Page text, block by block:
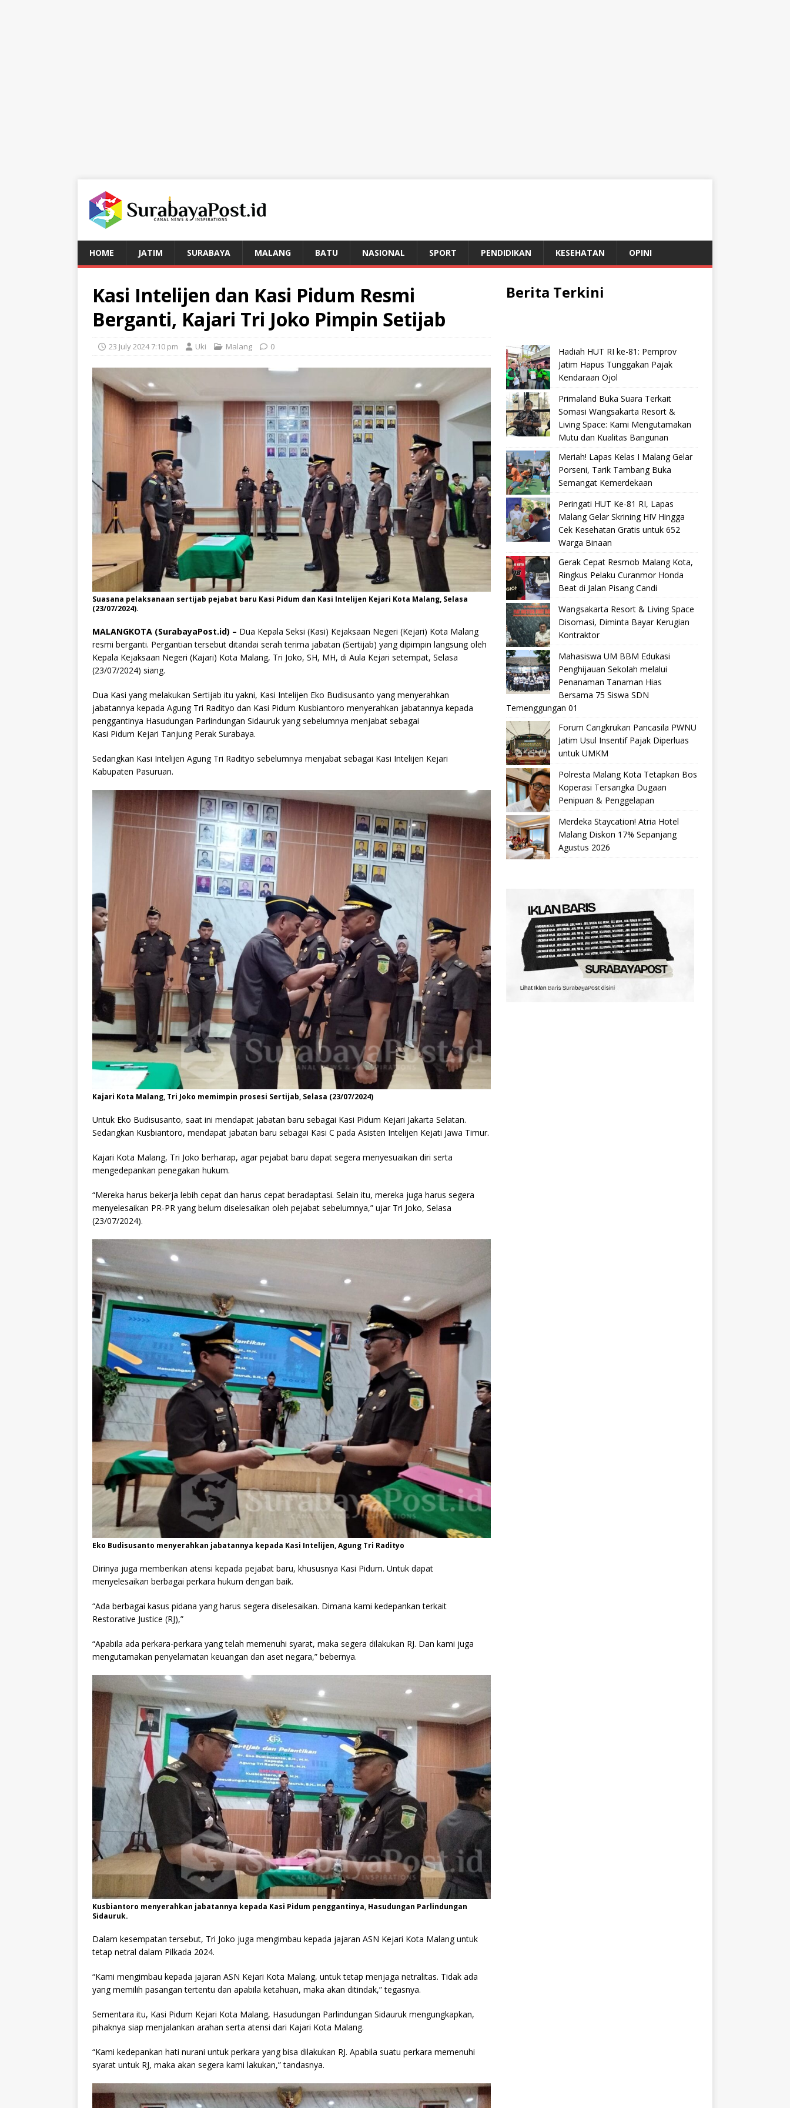
HOME JATIM SURABAYA MALANG BATU NASIONAL SPORT PENDIDIKAN KESEHATAN OPINI
Kasi Intelijen dan Kasi Pidum Resmi
Berganti, Kajari Tri Joko Pimpin Setijab
23 July 2024 7:10 pm Uki Malang 0
Suasana pelaksanaan sertijab pejabat baru Kasi Pidum dan Kasi Intelijen Kejari Kota Malang, Selasa
(23/07/2024).
MALANGKOTA (SurabayaPost.id) – Dua Kepala Seksi (Kasi) Kejaksaan Negeri (Kejari) Kota Malang
resmi berganti. Pergantian tersebut ditandai serah terima jabatan (Sertijab) yang dipimpin langsung oleh
Kepala Kejaksaan Negeri (Kajari) Kota Malang, Tri Joko, SH, MH, di Aula Kejari setempat, Selasa
(23/07/2024) siang.
Dua Kasi yang melakukan Sertijab itu yakni, Kasi Intelijen Eko Budisusanto yang menyerahkan
jabatannya kepada Agung Tri Radityo dan Kasi Pidum Kusbiantoro menyerahkan jabatannya kepada
penggantinya Hasudungan Parlindungan Sidauruk yang sebelumnya menjabat sebagai
Kasi Pidum Kejari Tanjung Perak Surabaya.
Sedangkan Kasi Intelijen Agung Tri Radityo sebelumnya menjabat sebagai Kasi Intelijen Kejari
Kabupaten Pasuruan.
Kajari Kota Malang, Tri Joko memimpin prosesi Sertijab, Selasa (23/07/2024)
Untuk Eko Budisusanto, saat ini mendapat jabatan baru sebagai Kasi Pidum Kejari Jakarta Selatan.
Sedangkan Kusbiantoro, mendapat jabatan baru sebagai Kasi C pada Asisten Intelijen Kejati Jawa Timur.
Kajari Kota Malang, Tri Joko berharap, agar pejabat baru dapat segera menyesuaikan diri serta
mengedepankan penegakan hukum.
“Mereka harus bekerja lebih cepat dan harus cepat beradaptasi. Selain itu, mereka juga harus segera
menyelesaikan PR-PR yang belum diselesaikan oleh pejabat sebelumnya,” ujar Tri Joko, Selasa
(23/07/2024).
Eko Budisusanto menyerahkan jabatannya kepada Kasi Intelijen, Agung Tri Radityo
Dirinya juga memberikan atensi kepada pejabat baru, khususnya Kasi Pidum. Untuk dapat
menyelesaikan berbagai perkara hukum dengan baik.
“Ada berbagai kasus pidana yang harus segera diselesaikan. Dimana kami kedepankan terkait
Restorative Justice (RJ),”
“Apabila ada perkara-perkara yang telah memenuhi syarat, maka segera dilakukan RJ. Dan kami juga
mengutamakan penyelamatan keuangan dan aset negara,” bebernya.
Kusbiantoro menyerahkan jabatannya kepada Kasi Pidum penggantinya, Hasudungan Parlindungan
Sidauruk.
Dalam kesempatan tersebut, Tri Joko juga mengimbau kepada jajaran ASN Kejari Kota Malang untuk
tetap netral dalam Pilkada 2024.
“Kami mengimbau kepada jajaran ASN Kejari Kota Malang, untuk tetap menjaga netralitas. Tidak ada
yang memilih pasangan tertentu dan apabila ketahuan, maka akan ditindak,” tegasnya.
Sementara itu, Kasi Pidum Kejari Kota Malang, Hasudungan Parlindungan Sidauruk mengungkapkan,
pihaknya siap menjalankan arahan serta atensi dari Kajari Kota Malang.
“Kami kedepankan hati nurani untuk perkara yang bisa dilakukan RJ. Apabila suatu perkara memenuhi
syarat untuk RJ, maka akan segera kami lakukan,” tandasnya.
Berita Terkini
Hadiah HUT RI ke-81: Pemprov
Jatim Hapus Tunggakan Pajak
Kendaraan Ojol
Primaland Buka Suara Terkait
Somasi Wangsakarta Resort &
Living Space: Kami Mengutamakan
Mutu dan Kualitas Bangunan
Meriah! Lapas Kelas I Malang Gelar
Porseni, Tarik Tambang Buka
Semangat Kemerdekaan
Peringati HUT Ke-81 RI, Lapas
Malang Gelar Skrining HIV Hingga
Cek Kesehatan Gratis untuk 652
Warga Binaan
Gerak Cepat Resmob Malang Kota,
Ringkus Pelaku Curanmor Honda
Beat di Jalan Pisang Candi
Wangsakarta Resort & Living Space
Disomasi, Diminta Bayar Kerugian
Kontraktor
Mahasiswa UM BBM Edukasi
Penghijauan Sekolah melalui
Penanaman Tanaman Hias
Bersama 75 Siswa SDN
Temenggungan 01
Forum Cangkrukan Pancasila PWNU
Jatim Usul Insentif Pajak Diperluas
untuk UMKM
Polresta Malang Kota Tetapkan Bos
Koperasi Tersangka Dugaan
Penipuan & Penggelapan
Merdeka Staycation! Atria Hotel
Malang Diskon 17% Sepanjang
Agustus 2026